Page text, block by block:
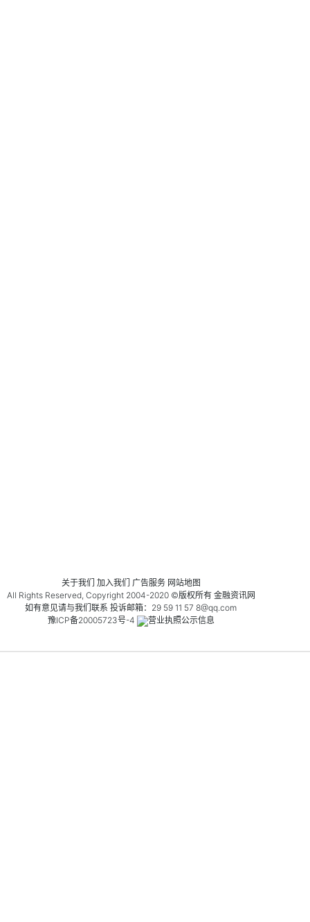
关于我们 加入我们 广告服务 网站地图
All Rights Reserved, Copyright 2004-2020 ©版权所有 金融资讯网
如有意见请与我们联系 投诉邮箱：29 59 11 57 8@qq.com
豫ICP备20005723号-4
营业执照公示信息